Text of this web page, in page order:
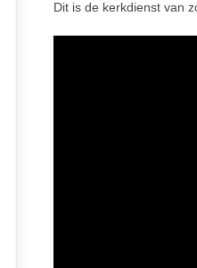
Dit is de kerkdienst van